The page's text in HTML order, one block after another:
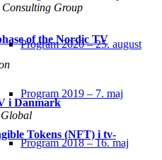
Program 2020 – 25. august
Program 2019 – 7. maj
Program 2018 – 16. maj
Group
of the Nordic TV
i Danmark
Tokens (NFT) i tv-